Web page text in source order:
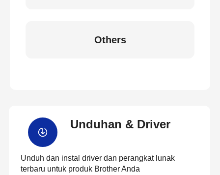
Others
Unduhan & Driver
Unduh dan instal driver dan perangkat lunak
terbaru untuk produk Brother Anda